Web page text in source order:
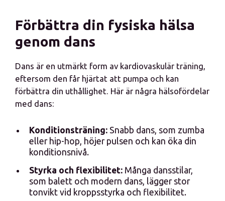
Förbättra din fysiska hälsa
genom dans
Dans är en utmärkt form av kardiovaskulär träning,
eftersom den får hjärtat att pumpa och kan
förbättra din uthållighet. Här är några hälsofördelar
med dans:
Konditionsträning: Snabb dans, som zumba
eller hip-hop, höjer pulsen och kan öka din
konditionsnivå.
Styrka och flexibilitet: Många dansstilar,
som balett och modern dans, lägger stor
tonvikt vid kroppsstyrka och flexibilitet.